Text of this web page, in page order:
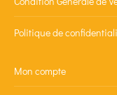
Politique de
Mon compte